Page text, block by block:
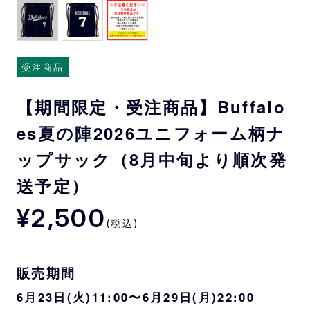
受注商品
【期間限定・受注商品】Buffalo
es夏の陣2026ユニフォーム柄ナ
ップサック（8月中旬より順次発
送予定）
¥2,500 (税込)
販売期間
6月23日(火)11:00〜6月29日(月)22:00